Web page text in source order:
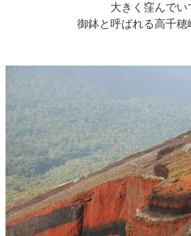
大きく窪んでい
御鉢と呼ばれる高千穂